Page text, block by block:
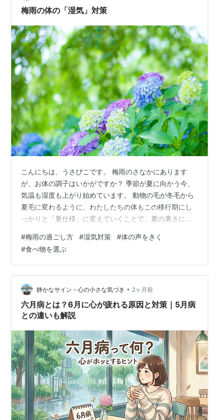
当にいい場所だ。 もし誰かに訊かれれば、迷わずおすす
梅雨の体の「湿気」対策
こんにちは、うさぴこです。 梅雨のさなかにあります
が、お体の調子はいかがですか？ 季節が夏に向かう今、
気温も湿度も上がり始めています。 動物の毛が冬毛から
夏毛に変わるように、わたしたちの体もこの移行期にし
っかりと「夏仕様」に変えていくことで、夏の暑さに対
介していきます。 湿気対策を万全にする 「湿」が起こす
さまざまな症状 １．症状を自覚する ２．生活をととのえ
る ◯冷え対策 ◯睡眠の確保 ◯汗をかく程度の運動を
する ３．食事を見直す お腹を労ることが大切 湿気対策
を万全にする 外気に関しては、エアコンや除湿機の使用
で調整できますが、体の中に溜…
#梅雨の過ごし方 #湿気対策 #体の声をきく
#食べ物を選ぶ
静かなサイン - 心の小さな気づき • 2ヶ月前
六月病とは？6月に心が疲れる原因と対策｜5月病
との違いも解説